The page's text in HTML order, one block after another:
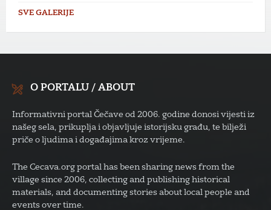
SVE GALERIJE
O PORTALU / ABOUT
Informativni portal Čečave od 2006. godine donosi vijesti iz
našeg sela, prikuplja i objavljuje istorijsku građu, te bilježi
priče o ljudima i događajima kroz vrijeme.
The Cecava.org portal has been sharing news from the
village since 2006, collecting and publishing historical
materials, and documenting stories about local people and
events over time.